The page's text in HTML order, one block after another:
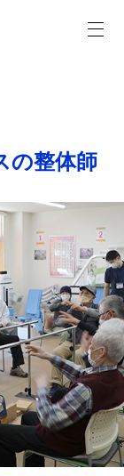
の整体師